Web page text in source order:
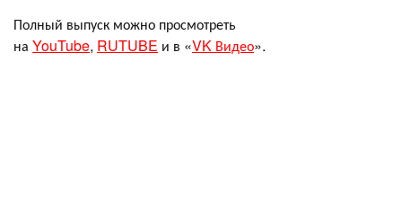
Полный выпуск можно просмотреть
на YouTube, RUTUBE и в «VK Видео».